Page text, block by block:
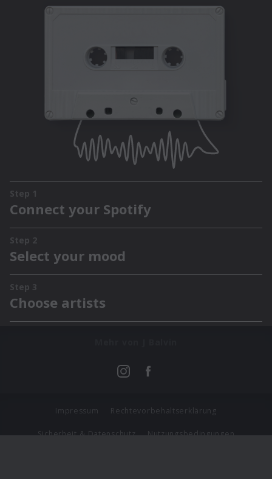
Impressum Rechtevorbehaltserklärung
Sicherheit & Datenschutz Nutzungsbedingungen